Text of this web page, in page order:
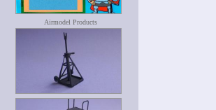
Airmodel Products